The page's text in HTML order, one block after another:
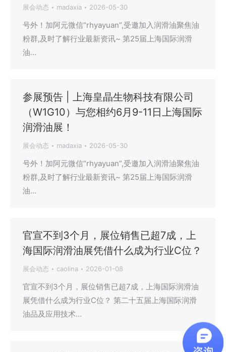
展会动态 madaxia 2026-05-30
号外！加阿元微信“rhyayuan”,受邀加入润滑油聚焦油
粉群,及时了解行业最新资讯~ 第25届上海国际润滑
油…
参展预告 | 上海皇晶生物科技有限公司
（W1G10）与您相约6月9-11日上海国际
润滑油展！
展会动态 madaxia 2026-05-30
号外！加阿元微信“rhyayuan”,受邀加入润滑油聚焦油
粉群,及时了解行业最新资讯~ 第25届上海国际润滑
油…
官宣不到3个月，展位销售已超7成，上
海国际润滑油展凭借什么成为行业C位？
展会动态 caolina 2026-01-08
官宣不到3个月，展位销售已超7成，上海国际润滑油
展凭借什么成为行业C位？ 第二十五届上海国际润滑
油品及应用技术…